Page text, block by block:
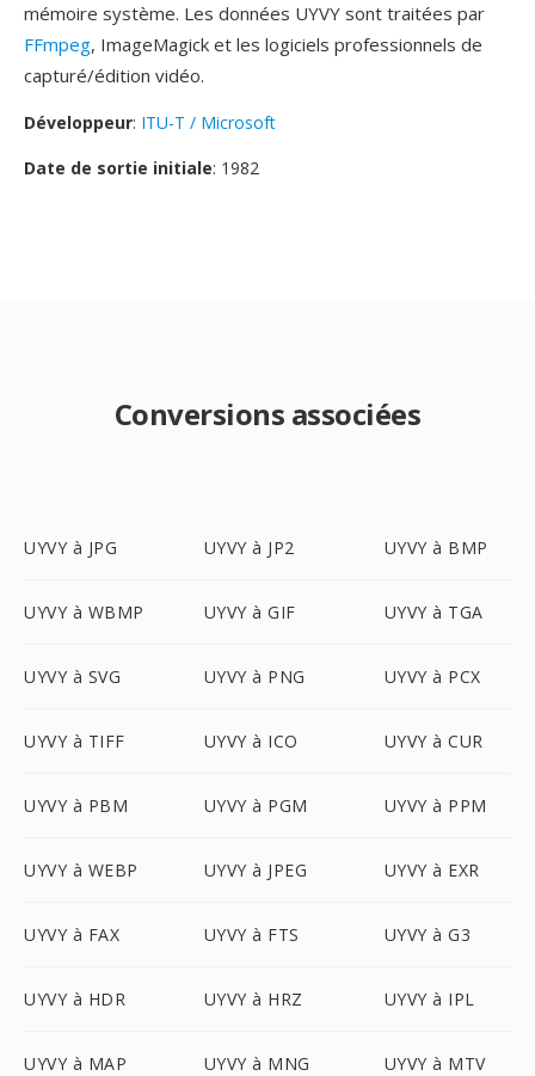
mémoire système. Les données UYVY sont traitées par
FFmpeg, ImageMagick et les logiciels professionnels de
capturé/édition vidéo.
Développeur: ITU-T / Microsoft
Date de sortie initiale: 1982
Conversions associées
UYVY à JPG UYVY à JP2 UYVY à BMP
UYVY à WBMP UYVY à GIF UYVY à TGA
UYVY à SVG UYVY à PNG UYVY à PCX
UYVY à TIFF UYVY à ICO UYVY à CUR
UYVY à PBM UYVY à PGM UYVY à PPM
UYVY à WEBP UYVY à JPEG UYVY à EXR
UYVY à FAX UYVY à FTS UYVY à G3
UYVY à HDR UYVY à HRZ UYVY à IPL
UYVY à MAP UYVY à MNG UYVY à MTV